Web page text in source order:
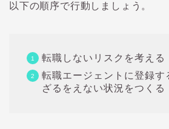
以下の順序で行動しましょう。
転職しないリスクを考える
転職エージェントに登録
ざるをえない状況をつくる